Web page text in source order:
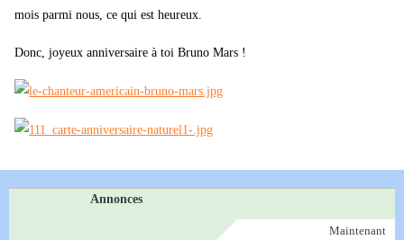
mois parmi nous, ce qui est heureux.
Donc, joyeux anniversaire à toi Bruno Mars !
Annonces
Maintenant